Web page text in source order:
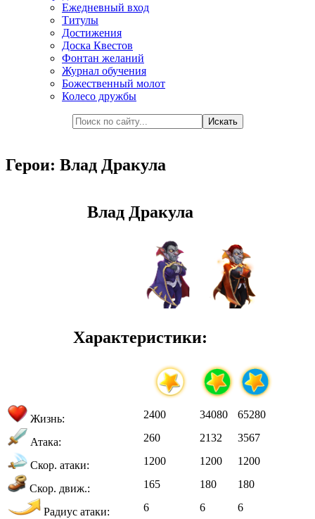
Ежедневный вход
Титулы
Достижения
Доска Квестов
Фонтан желаний
Журнал обучения
Божественный молот
Колесо дружбы
Герои: Влад Дракула
Влад Дракула
Характеристики:
Жизнь: 2400 34080 65280
Атака: 260 2132 3567
Скор. атаки: 1200 1200 1200
Скор. движ.: 165 180 180
Радиус атаки: 6 6 6